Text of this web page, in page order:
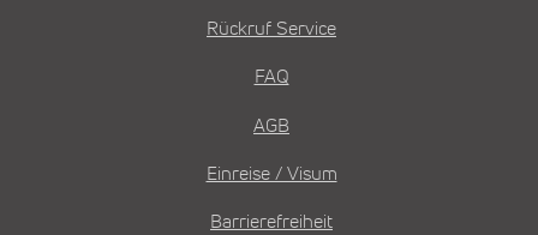
Rückruf Service
FAQ
AGB
Einreise / Visum
Barrierefreiheit